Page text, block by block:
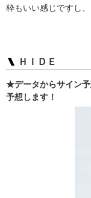
枠もいい感じですし
ＨＩＤＥ
★データからサイン
予想します！